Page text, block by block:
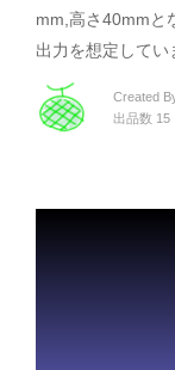
mm,高さ40mmと
出力を想定して
Created
出品数 15